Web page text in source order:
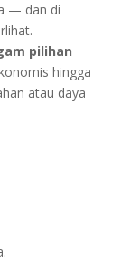
— dan di
pilihan
hingga
atau daya